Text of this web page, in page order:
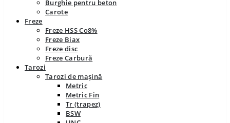
Burghie pentru beton
Carote
Freze
Freze HSS Co8%
Freze Biax
Freze disc
Freze Carbură
Tarozi
Tarozi de mașină
Metric
Metric Fin
Tr (trapez)
BSW